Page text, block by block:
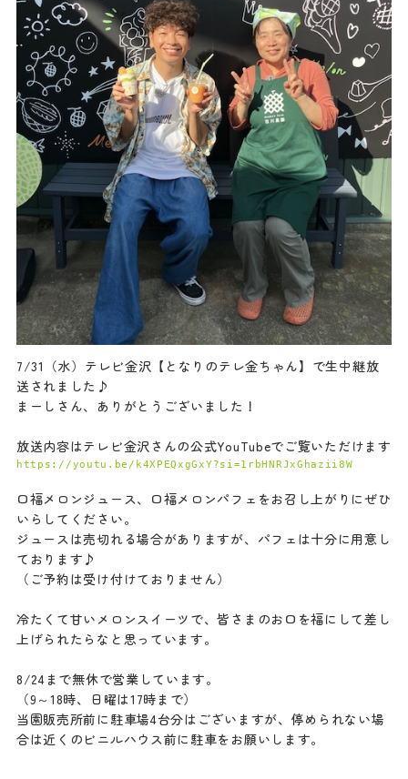
7/31（水）テレビ金沢【となりのテレ金ちゃん】で生中継放
送されました♪
まーしさん、ありがとうございました！
放送内容はテレビ金沢さんの公式YouTubeでご覧いただけます
口福メロンジュース、口福メロンパフェをお召し上がりにぜひ
いらしてください。
ジュースは売切れる場合がありますが、パフェは十分に用意し
ております♪
（ご予約は受け付けておりません）
冷たくて甘いメロンスイーツで、皆さまのお口を福にして差し
上げられたらなと思っています。
8/24まで無休で営業しています。
（9～18時、日曜は17時まで）
当園販売所前に駐車場4台分はございますが、停められない場
合は近くのビニルハウス前に駐車をお願いします。